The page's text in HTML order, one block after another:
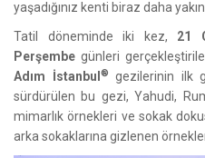
yaşadığınız kenti biraz daha
Tatil döneminde iki kez, 21
Perşembe günleri
Adım İstanbul ®
gezilerinin ilk
sürdürülen bu gezi, Yahudi,
mimarlık örnekleri ve sokak
arka sokaklarına gizlenen